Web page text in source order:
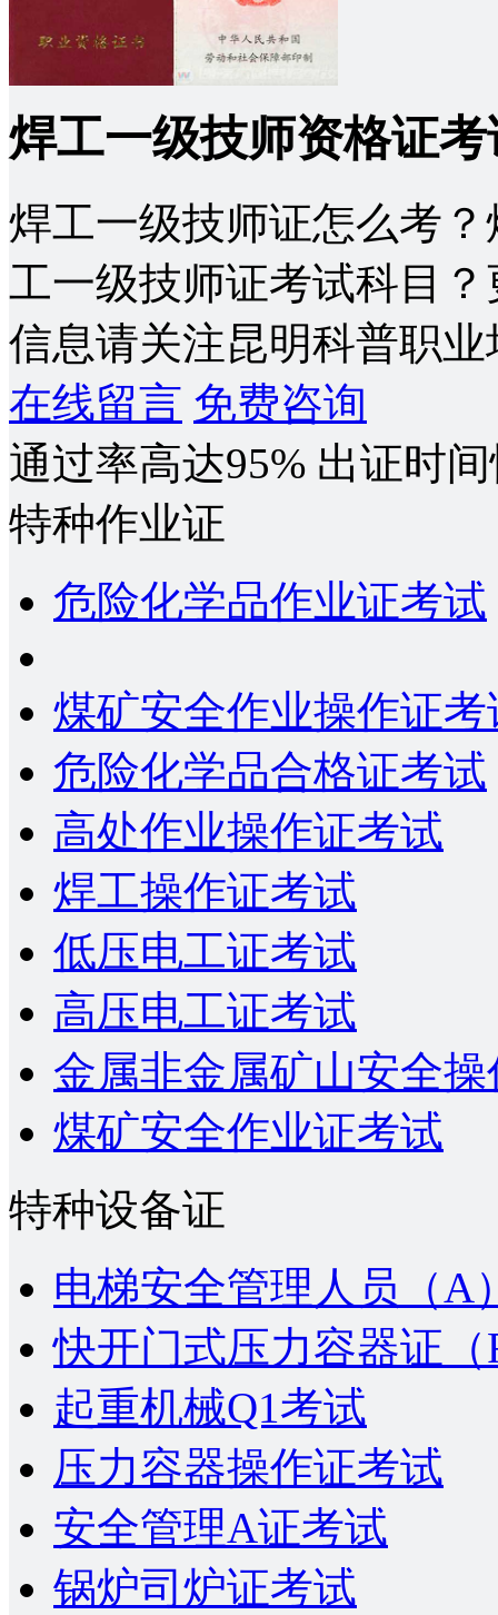
焊工一级技师资格证考
焊工一级技师证怎么考
工一级技师证考试科目
信息请关注昆明科普职业
在线留言 免费咨询
通过率高达95% 出证时
特种作业证
危险化学品作业证考试
煤矿安全作业操作证考
危险化学品合格证考试
高处作业操作证考试
焊工操作证考试
低压电工证考试
高压电工证考试
金属非金属矿山安全操
煤矿安全作业证考试
特种设备证
电梯安全管理人员（A
快开门式压力容器证（
起重机械Q1考试
压力容器操作证考试
安全管理A证考试
锅炉司炉证考试